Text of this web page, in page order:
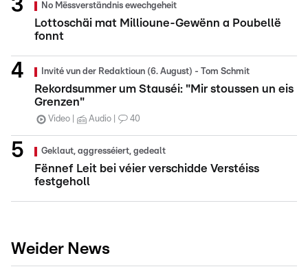
No Mëssverständnis ewechgeheit
Lottoschäi mat Millioune-Gewënn a Poubellë
fonnt
Invité vun der Redaktioun (6. August) - Tom Schmit
Rekordsummer um Stauséi: "Mir stoussen un eis
Grenzen"
Video Audio 40
Geklaut, aggresséiert, gedealt
Fënnef Leit bei véier verschidde Verstéiss
festgeholl
Weider News